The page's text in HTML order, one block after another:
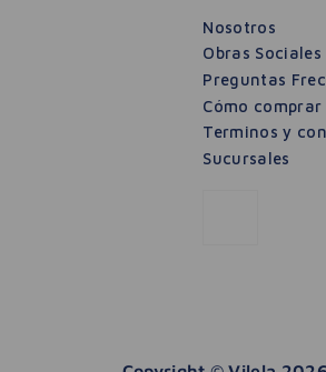
Nosotros
Obras Sociales
Preguntas
Cómo comprar
Terminos y
Sucursales